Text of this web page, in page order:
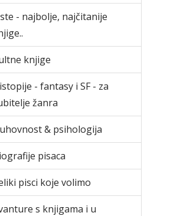
- najbolje, najčitanije
knjige
- fantasy i SF - za
žanra
& psihologija
pisaca
pisci koje volimo
s knjigama i u